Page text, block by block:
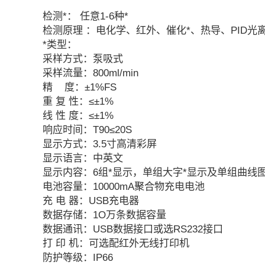
检测*： 任意1-6种*
检测原理 ：电化学、红外、催化*、热导、PID光
*类型：
采样方式：泵吸式
采样流量：800ml/min
精 度：±1%FS
重 复 性：≤±1%
线 性 度：≤±1%
响应时间：T90≤20S
显示方式：3.5寸高清彩屏
显示语言：中英文
显示内容：6组*显示，单组大字*显示及单组曲线
电池容量：10000mA聚合物充电电池
充 电 器：USB充电器
数据存储：1O万条数据容量
数据通讯：USB数据接口或选RS232接口
打 印 机：可选配红外无线打印机
防护等级：IP66